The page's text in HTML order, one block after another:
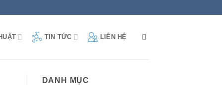
TIN TỨC LIÊN HỆ
DANH MỤC